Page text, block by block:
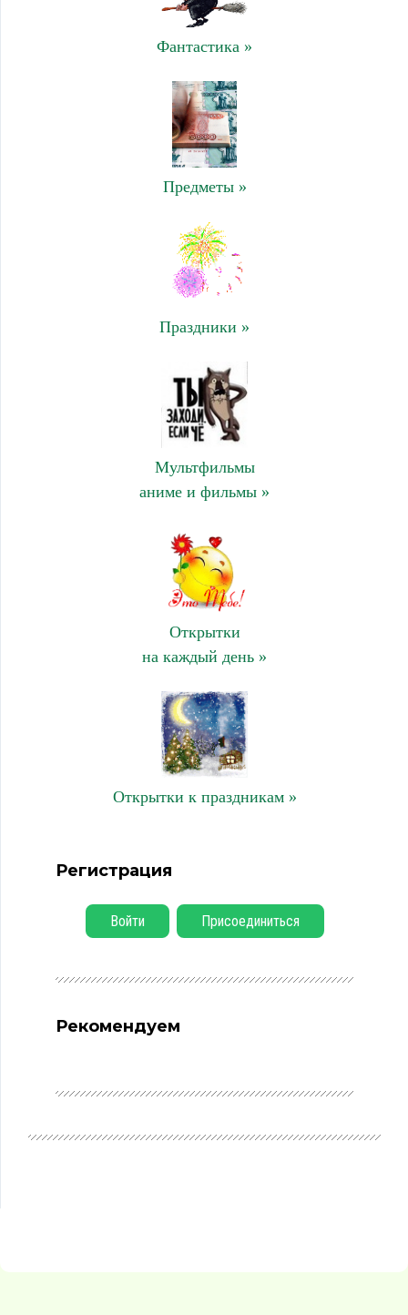
Фантастика »
Предметы »
Праздники »
Мультфильмы
аниме и фильмы »
Открытки
на каждый день »
Открытки к праздникам »
Регистрация
Войти Присоединиться
Рекомендуем